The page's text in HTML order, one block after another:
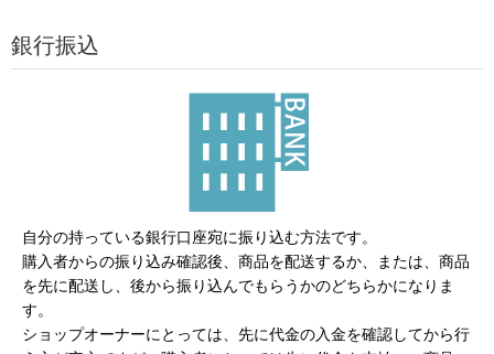
銀行振込
自分の持っている銀行口座宛に振り込む方法です。
購入者からの振り込み確認後、商品を配送するか、または、商品
を先に配送し、後から振り込んでもらうかのどちらかになりま
す。
ショップオーナーにとっては、先に代金の入金を確認してから行